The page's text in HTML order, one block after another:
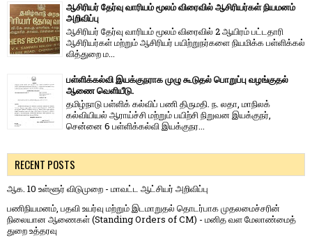
ஆசிரியர் தேர்வு வாரியம் மூலம் விரைவில் ஆசிரியர்கள் நியமனம்
அறிவிப்பு
ஆசிரியர் தேர்வு வாரி​யம் மூலம் விரை​வில் 2 ஆயிரம் பட்​ட​தாரி
ஆசிரியர்​கள் மற்​றும் ஆசிரியர் பயிற்றுநர்​களை நியமிக்க பள்​ளிக்​கல்​
வித்​துறை ம...
பள்ளிக்கல்வி இயக்குநராக முழு கூடுதல் பொறுப்பு வழங்குதல்
ஆணை வெளியீடு.
தமிழ்நாடு பள்ளிக் கல்விப் பணி திருமதி. ந. லதா, மாநிலக்
கல்வியியல் ஆராய்ச்சி மற்றும் பயிற்சி நிறுவன இயக்குநர்,
சென்னை 6 பள்ளிக்கல்வி இயக்குநர...
RECENT POSTS
ஆக. 10 உள்ளூர் விடுமுறை - மாவட்ட ஆட்சியர் அறிவிப்பு
பணிநியமனம், பதவி உயர்வு மற்றும் இடமாறுதல் தொடர்பாக முதலமைச்சரின்
நிலையான ஆணைகள் (Standing Orders of CM) - மனித வள மேலாண்மைத்
துறை உத்தரவு